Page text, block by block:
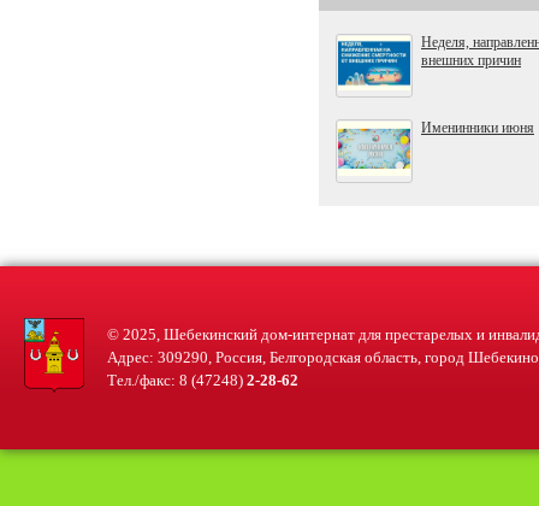
Неделя,
внешних причин
Именинники июня
© 2025, Шебекинский дом-интернат для престарелых и
Адрес: 309290, Россия, Белгородская область, город
Тел./факс: 8 (47248) 2-28-62